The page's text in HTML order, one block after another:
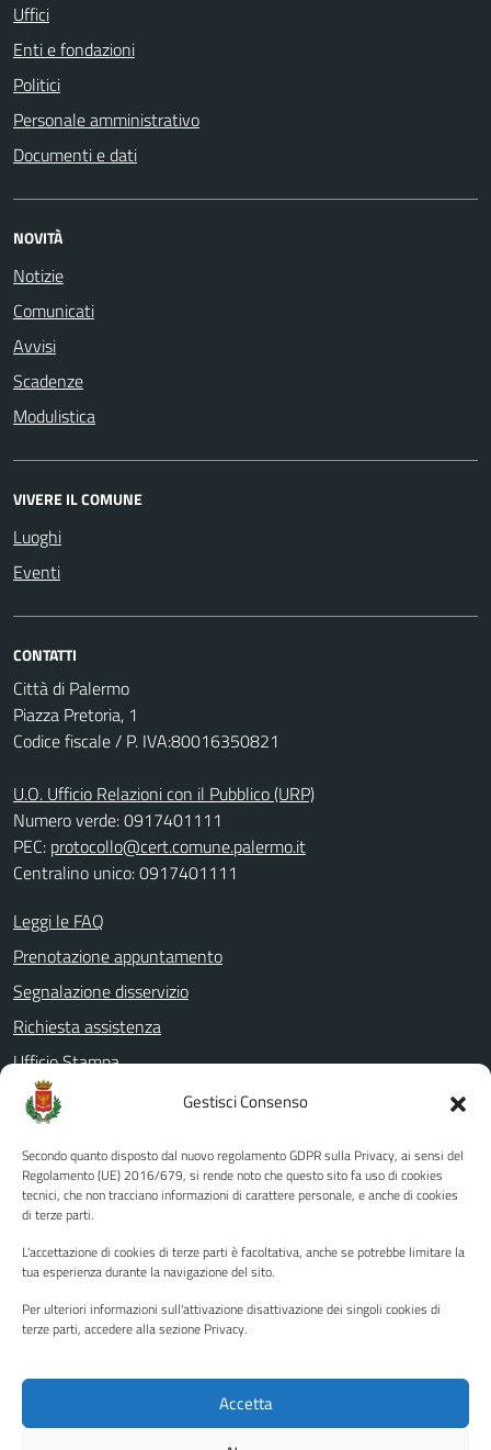
Gestisci Consenso
Secondo quanto disposto dal nuovo regolamento GDPR sulla Privacy, ai sensi del
Regolamento (UE) 2016/679, si rende noto che questo sito fa uso di cookies
tecnici, che non tracciano informazioni di carattere personale, e anche di cookies
di terze parti.
L'accettazione di cookies di terze parti è facoltativa, anche se potrebbe limitare la
tua esperienza durante la navigazione del sito.
Per ulteriori informazioni sull'attivazione disattivazione dei singoli cookies di
terze parti, accedere alla sezione Privacy.
Accetta
Uffici
Enti e fondazioni
Politici
Personale amministrativo
Documenti e dati
NOVITÀ
Notizie
Comunicati
Avvisi
Scadenze
Modulistica
VIVERE IL COMUNE
Luoghi
Eventi
CONTATTI
Città di Palermo
Piazza Pretoria, 1
Codice fiscale / P. IVA:80016350821
U.O. Ufficio Relazioni con il Pubblico (URP)
Numero verde: 0917401111
PEC: protocollo@cert.comune.palermo.it
Centralino unico: 0917401111
Leggi le FAQ
Prenotazione appuntamento
Segnalazione disservizio
Richiesta assistenza
Ufficio Stampa
Amministrazione Trasparente
Albo pretorio
Informativa privacy
Note legali
Piano di miglioramento del sito
Instagram